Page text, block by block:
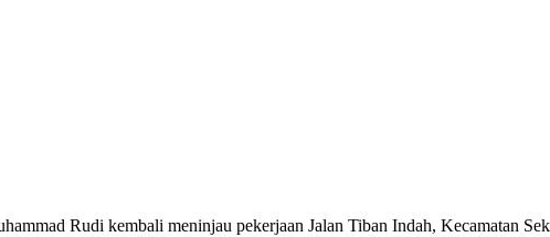
Rudi kembali meninjau pekerjaan Jalan Tiban Indah, Kecamatan